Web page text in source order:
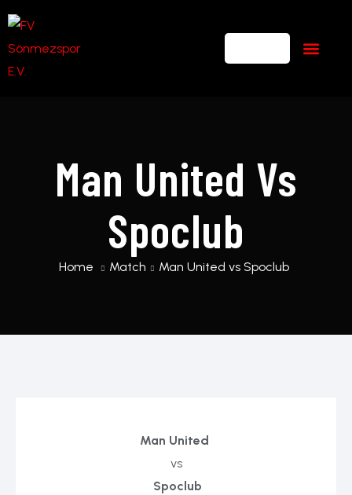
Man United Vs
Spoclub
Home Match Man United vs Spoclub
Man United
vs
Spoclub